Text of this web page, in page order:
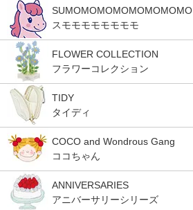
SUMOMOMOMOMOMOMOMO
スモモモモモモモモ
FLOWER COLLECTION
フラワーコレクション
TIDY
タイディ
COCO and Wondrous Gang
ココちゃん
ANNIVERSARIES
アニバーサリーシリーズ